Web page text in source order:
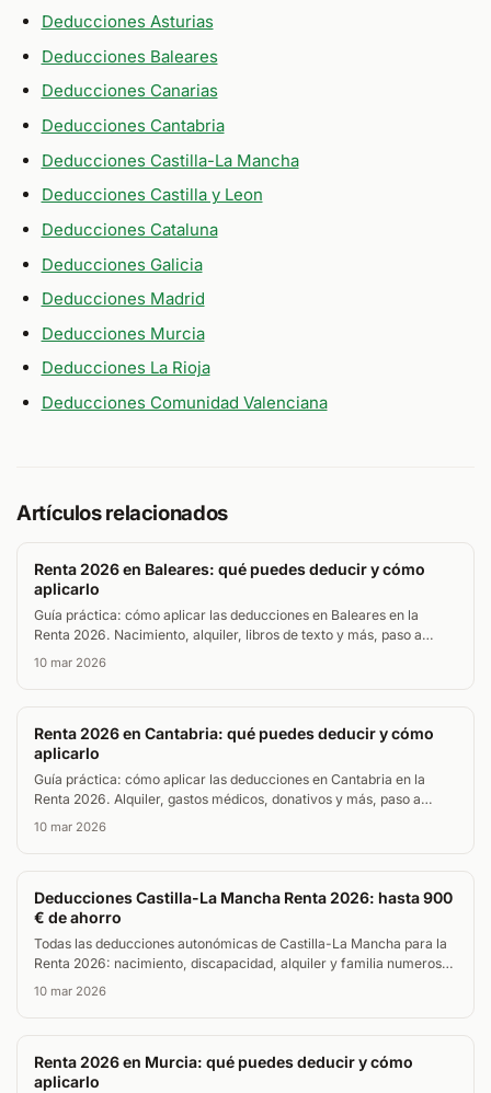
Deducciones Asturias
Deducciones Baleares
Deducciones Canarias
Deducciones Cantabria
Deducciones Castilla-La Mancha
Deducciones Castilla y Leon
Deducciones Cataluna
Deducciones Galicia
Deducciones Madrid
Deducciones Murcia
Deducciones La Rioja
Deducciones Comunidad Valenciana
Artículos relacionados
Renta 2026 en Baleares: qué puedes deducir y cómo
aplicarlo
Guía práctica: cómo aplicar las deducciones en Baleares en la
Renta 2026. Nacimiento, alquiler, libros de texto y más, paso a
paso.
10 mar 2026
Renta 2026 en Cantabria: qué puedes deducir y cómo
aplicarlo
Guía práctica: cómo aplicar las deducciones en Cantabria en la
Renta 2026. Alquiler, gastos médicos, donativos y más, paso a
paso.
10 mar 2026
Deducciones Castilla-La Mancha Renta 2026: hasta 900
€ de ahorro
Todas las deducciones autonómicas de Castilla-La Mancha para la
Renta 2026: nacimiento, discapacidad, alquiler y familia numerosa.
Requisitos, importes y calculadora online.
10 mar 2026
Renta 2026 en Murcia: qué puedes deducir y cómo
aplicarlo